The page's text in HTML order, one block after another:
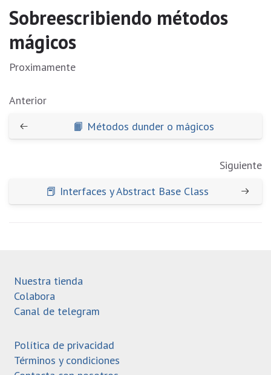
Sobreescribiendo métodos
mágicos
Proximamente
Anterior
📙 Métodos dunder o mágicos
Siguiente
📕 Interfaces y Abstract Base Class
Nuestra tienda
Colabora
Canal de telegram
Política de privacidad
Términos y condiciones